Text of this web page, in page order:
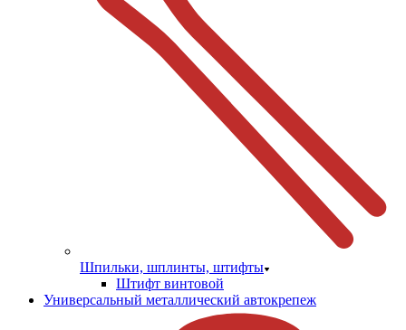
Шпильки, шплинты, штифты
Штифт винтовой
Универсальный металлический автокрепеж